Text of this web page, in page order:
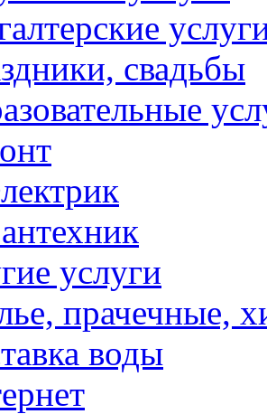
свадьбы
услуги
прачечные,
воды